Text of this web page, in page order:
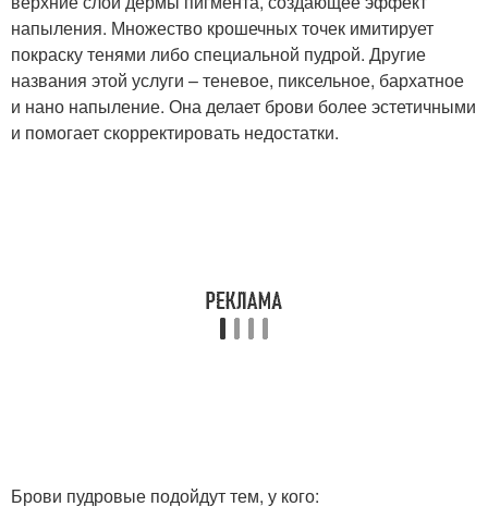
напыления. Множество крошечных точек имитирует
покраску тенями либо специальной пудрой. Другие
названия этой услуги – теневое, пиксельное, бархатное
и нано напыление. Она делает брови более эстетичными
и помогает скорректировать недостатки.
Брови пудровые подойдут тем, у кого: